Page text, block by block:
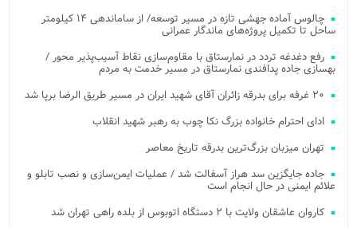
چالوس آماده جهشی تازه در مسیر توسعه/ از ساماندهی ۱۴ کیلومتر
ساحل تا تکمیل پروژه‌های ماندگار عمرانی
رفع دغدغه تردد در نمارستاق با مقاوم‌سازی نقاط آسیب‌پذیر محور /
بهسازی جاده پدافندی نمارستاق در مسیر خدمت به مردم
۲۰ غرفه برای بدرقه زائران آقای شهید ایران در مسیر طریق الرضا برپا شد
ادای احترام خانواده بزرگ نکا چوب به رهبر شهید انقلاب
تهران میزبان بزرگ‌ترین بدرقه تاریخ معاصر
جاده جایگزین سد هراز آسفالت شد / عملیات ایمن‌سازی و نصب تابلو و
علائم ایمنی در حال انجام است
کاروان عاشقان ولایت با ۲ دستگاه اتوبوس از بلده راهی تهران شد